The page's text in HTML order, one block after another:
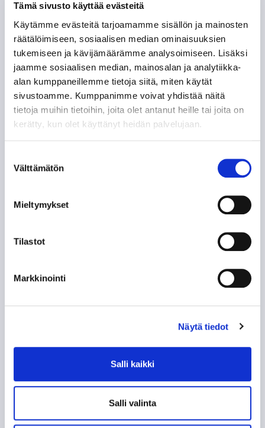
Tämä sivusto käyttää evästeitä
Käytämme evästeitä tarjoamamme sisällön ja mainosten
räätälöimiseen, sosiaalisen median ominaisuuksien
tukemiseen ja kävijämäärämme analysoimiseen. Lisäksi
jaamme sosiaalisen median, mainosalan ja analytiikka-
alan kumppaneillemme tietoja siitä, miten käytät
sivustoamme. Kumppanimme voivat yhdistää näitä
tietoja muihin tietoihin, joita olet antanut heille tai joita on
kerätty, kun olet käyttänyt heidän palvelujaan.
valinta
Välttämätön
Mieltymykset
Tilastot
Markkinointi
Näytä tiedot
Salli kaikki
Salli valinta
TAPPARAN RANSKALAINEN VISIITTI ALASARJAAN
TYYLITAITURIEN KRUUNAAMATON KUNINGAS
ILPO KAUHASEN 188 MINUUTTIA JULKISUUTTA
TUNTEMATTOMAMPI TARINA TAKAVUOSILTA
KUN TAPPARA ZSKA:N KAATOI
LIIGA
KOHTI AMMATTILAISUUTTA, OSA 1:
AMMATTIMIEHET ASIALLE